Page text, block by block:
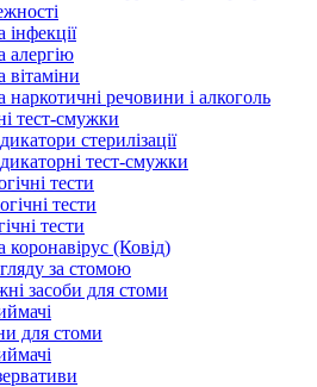
інфекції
алергію
вітаміни
наркотичні речовини і алкоголь
тест-смужки
стерилізації
тест-смужки
тести
тести
тести
коронавірус (Ковід)
за стомою
засоби для стоми
для стоми